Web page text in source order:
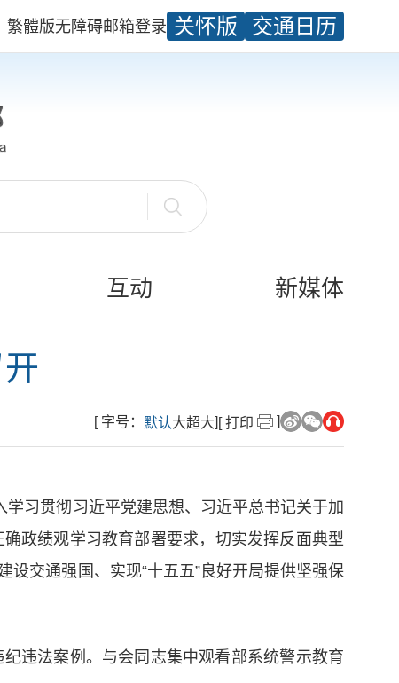
繁體版无障碍邮箱登录 关怀版 交通日历
互动 新媒体
[ 字号： 默认大超大] [ 打印 ]
习贯彻习近平党建思想、习近平总书记关于加
政绩观学习教育部署要求，切实发挥反面典型
交通强国、实现“十五五”良好开局提供坚强保
违法案例。与会同志集中观看部系统警示教育